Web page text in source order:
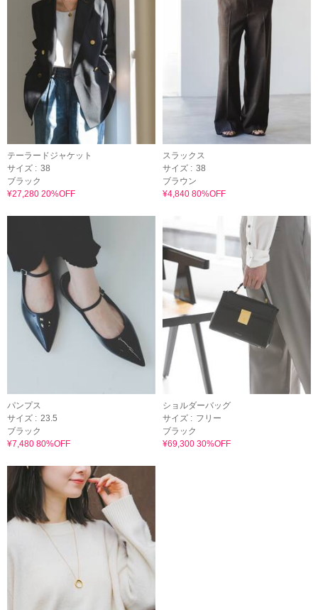
テーラードジャケット
サイズ : 38
ブラック
¥27,280 20%OFF
スラックス
サイズ : 38
ブラウン
¥4,840 80%OFF
パンプス
サイズ : 23.5
ブラック
¥7,480 80%OFF
ショルダーバッグ
サイズ : フリー
ブラック
¥69,300 30%OFF